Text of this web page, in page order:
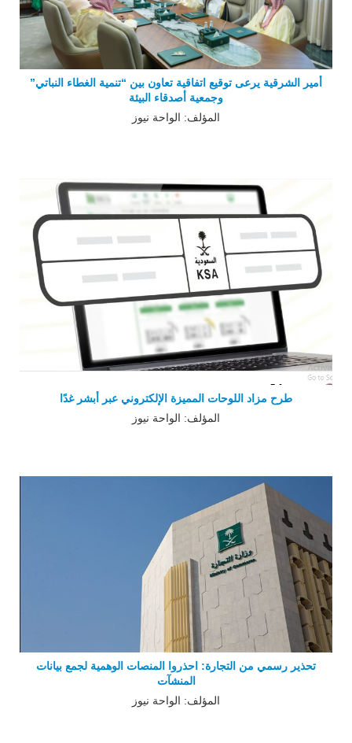
أمير الشرقية يرعى توقيع اتفاقية تعاون بين “تنمية الغطاء النباتي”
وجمعية أصدقاء البيئة
المؤلف: الواحة نيوز
طرح مزاد اللوحات المميزة الإلكتروني عبر أبشر غدًا
المؤلف: الواحة نيوز
تحذير رسمي من التجارة: احذروا المنصات الوهمية لجمع بيانات
المنشآت
المؤلف: الواحة نيوز